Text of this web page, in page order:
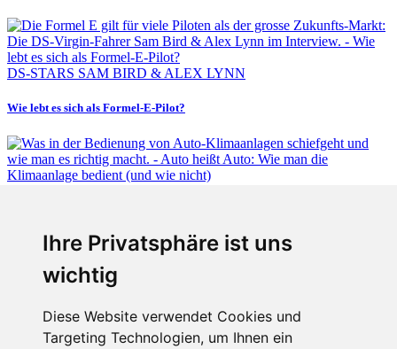
Ihre Privatsphäre ist uns
wichtig
Diese Website verwendet Cookies und
Targeting Technologien, um Ihnen ein
DS-STARS SAM BIRD & ALEX LYNN
Wie lebt es sich als Formel-E-Pilot?
Auto heißt Auto: Wie man die Klimaanlage bedient (und wie nicht)
Fabian Steiner